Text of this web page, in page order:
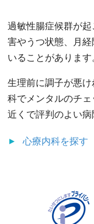
過敏性腸症候群が
害やうつ状態、月
いることがあります
生理前に調子が悪
科でメンタルのチェ
近くで評判のよい病
心療内科を探す